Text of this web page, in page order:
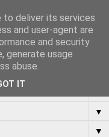
▼
▼
to deliver its services
and user-agent are
and security
generate usage
abuse.
IT